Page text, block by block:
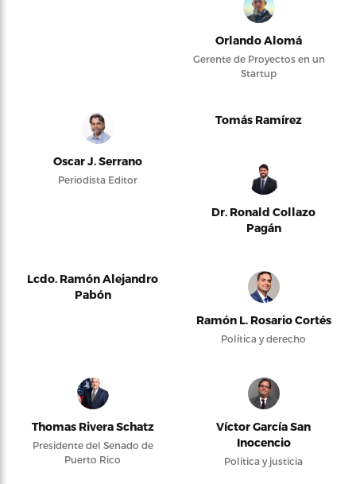
Orlando Alomá
Gerente de Proyectos en un
Startup
Oscar J. Serrano
Periodista Editor
Tomás Ramírez
Dr. Ronald Collazo
Pagán
Lcdo. Ramón Alejandro
Pabón
Ramón L. Rosario Cortés
Política y derecho
Thomas Rivera Schatz
Presidente del Senado de
Puerto Rico
Víctor García San
Inocencio
Política y justicia